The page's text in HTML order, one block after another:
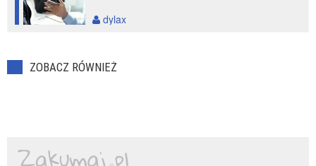
dylax
ZOBACZ RÓWNIEŻ